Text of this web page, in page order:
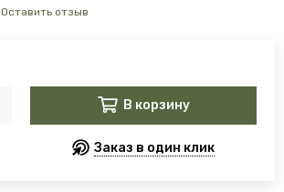
Оставить отзыв
В корзину
Заказ в один клик